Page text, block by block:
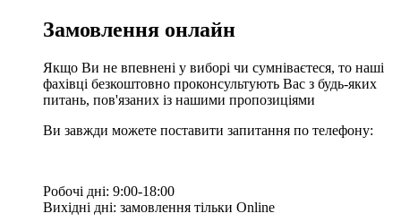
Замовлення онлайн
Якщо Ви не впевнені у виборі чи сумніваєтеся, то наші
фахівці безкоштовно проконсультують Вас з будь-яких
питань, пов'язаних із нашими пропозиціями
Ви завжди можете поставити запитання по телефону:
Робочі дні: 9:00-18:00
Вихідні дні: замовлення тільки Online